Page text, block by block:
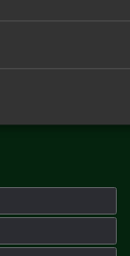
Hunt & Shoot